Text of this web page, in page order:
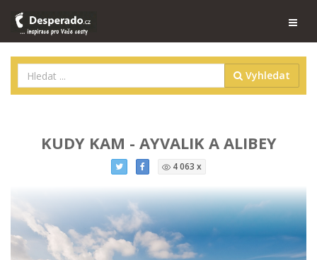
Vyhledat
KUDY KAM - AYVALIK A ALIBEY
4 063 x